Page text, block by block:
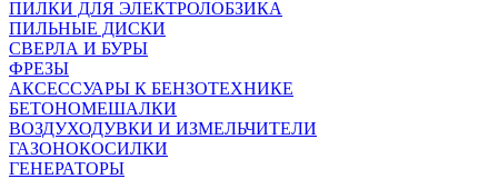
ПИЛКИ ДЛЯ ЭЛЕКТРОЛОБЗИКА
ПИЛЬНЫЕ ДИСКИ
СВЕРЛА И БУРЫ
ФРЕЗЫ
АКСЕССУАРЫ К БЕНЗОТЕХНИКЕ
БЕТОНОМЕШАЛКИ
ВОЗДУХОДУВКИ И ИЗМЕЛЬЧИТЕЛИ
ГАЗОНОКОСИЛКИ
ГЕНЕРАТОРЫ